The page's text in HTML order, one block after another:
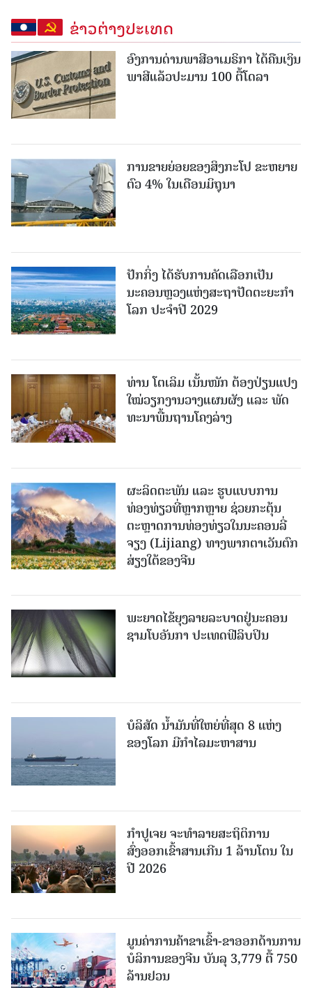
ຂ່າວຕ່າງປະເທດ
ອົງການດ່ານພາສີອາເມຣິກາ ໄດ້ຄືນເງິນ
ພາສີແລ້ວປະມານ 100 ຕື້ໂດລາ
ການຂາຍຍ່ອຍຂອງສິງກະໂປ ຂະຫຍາຍ
ຕົວ 4% ໃນເດືອນມິຖຸນາ
ປັກກິ່ງ ໄດ້ຮັບການຄັດເລືອກເປັນ
ນະຄອນຫຼວງແຫ່ງສະຖາປັດຕະຍະກຳ
ໂລກ ປະຈຳປີ 2029
ທ່ານ ໂຕ​ເລິມ ເນັ້ນໜັກ ຕ້ອງ​ປ່ຽນ​ແປງ​
ໃໝ່​ວຽກ​ງານ​ວາງ​ແຜນ​ຜັງ ແລະ ​ພັດ​
ທະ​ນາ​ພື້ນ​ຖານ​ໂຄງ​ລ່າງ
ຜະລິດຕະພັນ ແລະ ຮູບແບບການ
ທ່ອງທ່ຽວທີ່ຫຼາກຫຼາຍ ຊ່ວຍກະຕຸ້ນ
ຕະຫຼາດການທ່ອງທ່ຽວໃນນະຄອນລີ່
ຈຽງ (Lijiang) ທາງພາກຕາເວັນຕົກ
ສ່ຽງໃຕ້ຂອງຈີນ
ພະຍາດໄຂ້ຍຸງລາຍລະບາດຢູ່ນະຄອນ
ຊາມໂບ​ອັນກາ ປະເທດຟີລິບປິນ
ບໍລິສັດ ນ້ຳມັນທີ່ໃຫຍ່ທີ່ສຸດ 8 ແຫ່ງ
ຂອງໂລກ ມີກຳໄລມະຫາສານ
ກຳປູເຈຍ ຈະທຳລາຍສະຖິຕິການ
ສົ່ງອອກເຂົ້າສານເກີນ 1 ລ້ານໂຕນ ໃນ
ປີ 2026
ມູນຄ່າການຄ້າຂາເຂົ້າ-ຂາອອກດ້ານການ
ບໍລິການຂອງຈີນ ບັນລຸ 3,779 ຕື້ 750
ລ້ານຢວນ